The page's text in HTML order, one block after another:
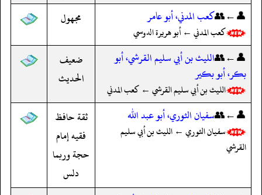
👤←👥كعب المدني، أبو عامر
كعب المدني ← أبو هريرة الدوسي
مجهول
👤←👥الليث بن أبي سليم القرشي، أبو
بكر، أبو بكير
الليث بن أبي سليم القرشي ← كعب المدني
ضعيف
الحديث
👤←👥سفيان الثوري، أبو عبد الله
سفيان الثوري ← الليث بن أبي سليم
القرشي
ثقة حافظ
فقيه إمام
حجة وربما
دلس